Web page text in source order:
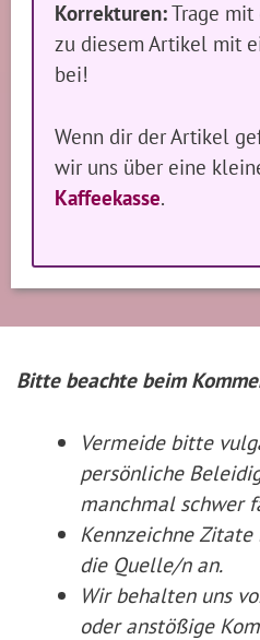
Korrekturen:Trage mit
zu diesem Artikel mit
bei!
Wenn dir der Artikel
wir uns über eine
Kaffeekasse.
Bitte beachte beim
Vermeide bitte
persönliche
manchmal schwer
Kennzeichne Zitate
die Quelle/n an.
Wir behalten uns
oder anstößige